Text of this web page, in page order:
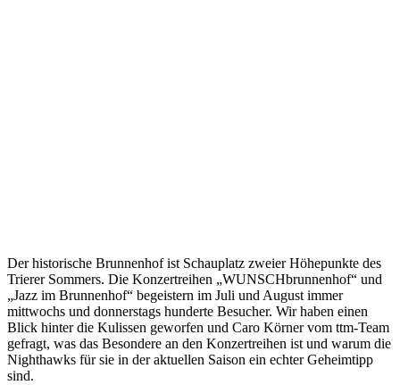
Der historische Brunnenhof ist Schauplatz zweier Höhepunkte des
Trierer Sommers. Die Konzertreihen „WUNSCHbrunnenhof“ und
„Jazz im Brunnenhof“ begeistern im Juli und August immer
mittwochs und donnerstags hunderte Besucher. Wir haben einen
Blick hinter die Kulissen geworfen und Caro Körner vom ttm-Team
gefragt, was das Besondere an den Konzertreihen ist und warum die
Nighthawks für sie in der aktuellen Saison ein echter Geheimtipp
sind.